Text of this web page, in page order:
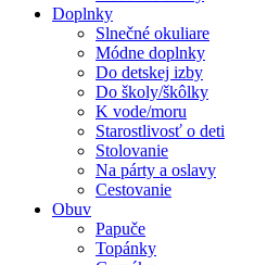
Doplnky
Slnečné okuliare
Módne doplnky
Do detskej izby
Do školy/škôlky
K vode/moru
Starostlivosť o deti
Stolovanie
Na párty a oslavy
Cestovanie
Obuv
Papuče
Topánky